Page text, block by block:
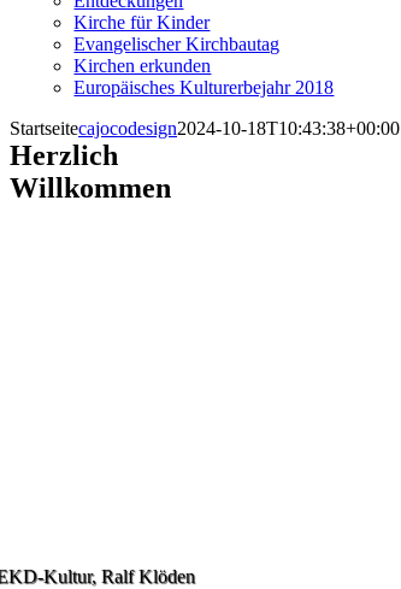
Kirche für Kinder
Evangelischer Kirchbautag
Kirchen erkunden
Europäisches Kulturerbejahr 2018
Startseitecajocodesign2024-10-18T10:43:38+00:00
Herzlich
Willkommen
Kultur, Ralf Klöden